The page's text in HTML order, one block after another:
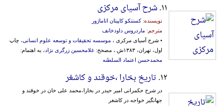
۱۱. شرح آسیای مرکزی
نویسنده:کستنکو کاپیتان اتاماژور
مترجم: ماردروس داودخانف
• شرح آسیای مرکزی ، موسسه تحقیقات و توسعه علوم انسانی، چاپ
اول، تهران، ۱۳۸۳ش.، مصحح:
غلامحسین زرگری نژاد ، به اهتمام:
محمدحسن اعتماد السلطنه
۱۲. تاریخ بخارا ،خوقند و کاشغر
در شرح حکمرانی امیر حیدر در بخارا،محمد علی خان در خوقند و
جهانگیر خواجه در کاشغر